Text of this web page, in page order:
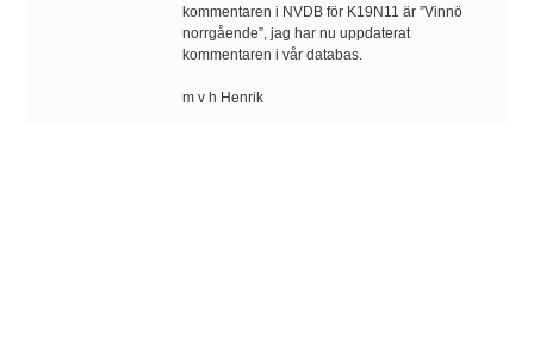
kommentaren i NVDB för K19N11 är ”Vinnö
norrgående”, jag har nu uppdaterat
kommentaren i vår databas.
m v h Henrik